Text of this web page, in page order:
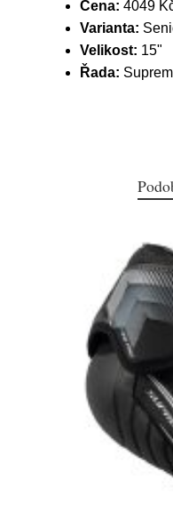
Cena: 4049
Varianta:
Velikost: 15"
Řada: